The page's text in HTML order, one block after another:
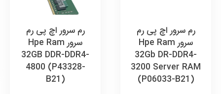
رم سرور اچ پی رم
سرور Hpe Ram
32Gb DR-DDR4-
3200 Server RAM
(P06033-B21)
رم سرور اچ پی رم
سرور Hpe Ram
32GB DDR-DDR4-
4800 (P43328-
B21)